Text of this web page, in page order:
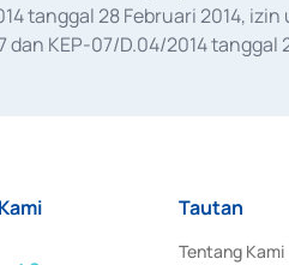
tanggal 28 Februari 2014,
dan KEP-07/D.04/2014
Tautan
Tentang Kami